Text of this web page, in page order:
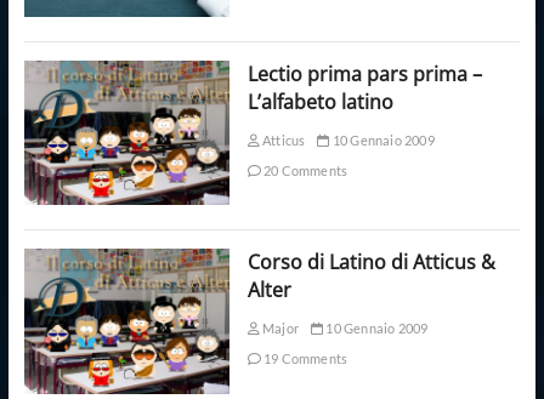
Lectio prima pars prima –
L’alfabeto latino
Atticus
10 Gennaio 2009
20 Comments
Corso di Latino di Atticus &
Alter
Major
10 Gennaio 2009
19 Comments